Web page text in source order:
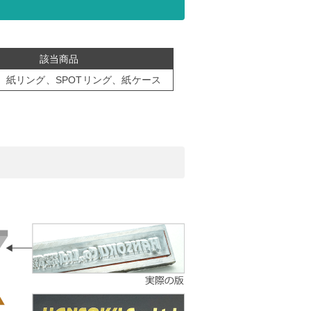
該当商品
紙リング、SPOTリング、紙ケース